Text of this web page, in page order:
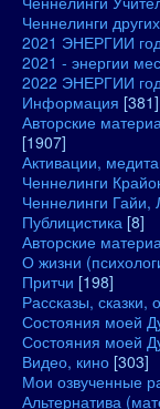
Ченнелинги
2021 ЭНЕРГИИ
2021 - энергии
2022 ЭНЕРГИИ
Информация [381]
Авторские
[1907]
Активации,
Ченнелинги
Ченнелинги Гайи,
Публицистика [8]
Авторские
О жизни
Притчи [198]
Рассказы, сказки,
Состояния моей
Состояния моей
Видео, кино [303]
Мои озвученные
Альтернатива